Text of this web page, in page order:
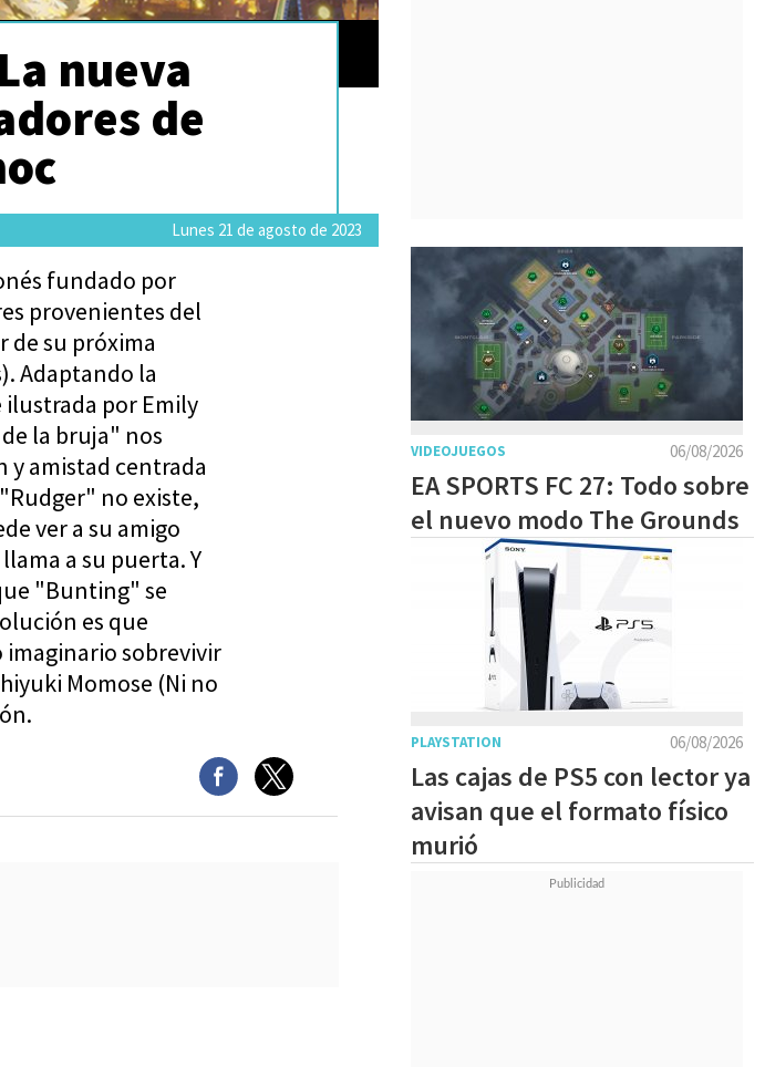
nueva
de
Lunes 21 de agosto de 2023
fundado por
provenientes del
su próxima
Adaptando la
ilustrada por Emily
la bruja" nos
y amistad centrada
no existe,
ver a su amigo
a su puerta. Y
"Bunting" se
es que
imaginario sobrevivir
Momose (Ni no
06/08/2026
VIDEOJUEGOS
EA SPORTS FC 27: Todo sobre
el nuevo modo The Grounds
06/08/2026
PLAYSTATION
Las cajas de PS5 con lector ya
avisan que el formato físico
murió